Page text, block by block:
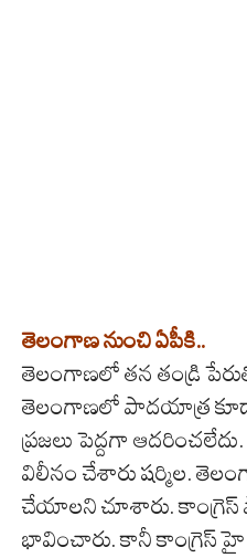
తెలంగాణ నుంచి ఏపీకి..
తెలంగాణలో తన తండ్రి
తెలంగాణలో పాదయాత్ర
ప్రజలు పెద్దగా
విలీనం చేశారు షర్మిల.
చేయాలని చూశారు. కాంగ్రెస్
భావించారు. కానీ కాంగ్రెస్